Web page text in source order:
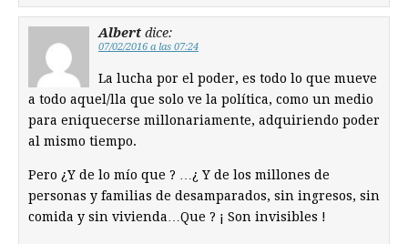
Albert dice:
07/02/2016 a las 07:24
La lucha por el poder, es todo lo que mueve
a todo aquel/lla que solo ve la política, como un medio
para eniquecerse millonariamente, adquiriendo poder
al mismo tiempo.
Pero ¿Y de lo mío que ? …¿ Y de los millones de
personas y familias de desamparados, sin ingresos, sin
comida y sin vivienda…Que ? ¡ Son invisibles !